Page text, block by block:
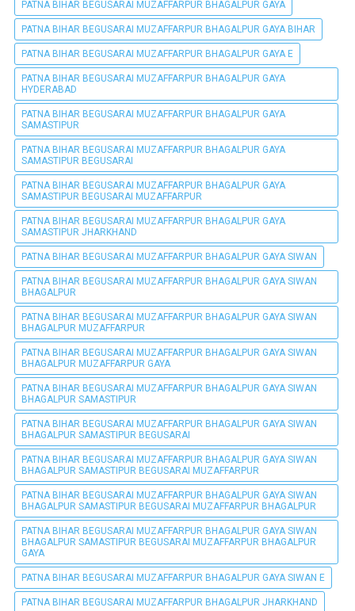
PATNA BIHAR BEGUSARAI MUZAFFARPUR BHAGALPUR GAYA
PATNA BIHAR BEGUSARAI MUZAFFARPUR BHAGALPUR GAYA BIHAR
PATNA BIHAR BEGUSARAI MUZAFFARPUR BHAGALPUR GAYA E
PATNA BIHAR BEGUSARAI MUZAFFARPUR BHAGALPUR GAYA
HYDERABAD
PATNA BIHAR BEGUSARAI MUZAFFARPUR BHAGALPUR GAYA
SAMASTIPUR
PATNA BIHAR BEGUSARAI MUZAFFARPUR BHAGALPUR GAYA
SAMASTIPUR BEGUSARAI
PATNA BIHAR BEGUSARAI MUZAFFARPUR BHAGALPUR GAYA
SAMASTIPUR BEGUSARAI MUZAFFARPUR
PATNA BIHAR BEGUSARAI MUZAFFARPUR BHAGALPUR GAYA
SAMASTIPUR JHARKHAND
PATNA BIHAR BEGUSARAI MUZAFFARPUR BHAGALPUR GAYA SIWAN
PATNA BIHAR BEGUSARAI MUZAFFARPUR BHAGALPUR GAYA SIWAN
BHAGALPUR
PATNA BIHAR BEGUSARAI MUZAFFARPUR BHAGALPUR GAYA SIWAN
BHAGALPUR MUZAFFARPUR
PATNA BIHAR BEGUSARAI MUZAFFARPUR BHAGALPUR GAYA SIWAN
BHAGALPUR MUZAFFARPUR GAYA
PATNA BIHAR BEGUSARAI MUZAFFARPUR BHAGALPUR GAYA SIWAN
BHAGALPUR SAMASTIPUR
PATNA BIHAR BEGUSARAI MUZAFFARPUR BHAGALPUR GAYA SIWAN
BHAGALPUR SAMASTIPUR BEGUSARAI
PATNA BIHAR BEGUSARAI MUZAFFARPUR BHAGALPUR GAYA SIWAN
BHAGALPUR SAMASTIPUR BEGUSARAI MUZAFFARPUR
PATNA BIHAR BEGUSARAI MUZAFFARPUR BHAGALPUR GAYA SIWAN
BHAGALPUR SAMASTIPUR BEGUSARAI MUZAFFARPUR BHAGALPUR
PATNA BIHAR BEGUSARAI MUZAFFARPUR BHAGALPUR GAYA SIWAN
BHAGALPUR SAMASTIPUR BEGUSARAI MUZAFFARPUR BHAGALPUR
GAYA
PATNA BIHAR BEGUSARAI MUZAFFARPUR BHAGALPUR GAYA SIWAN E
PATNA BIHAR BEGUSARAI MUZAFFARPUR BHAGALPUR JHARKHAND